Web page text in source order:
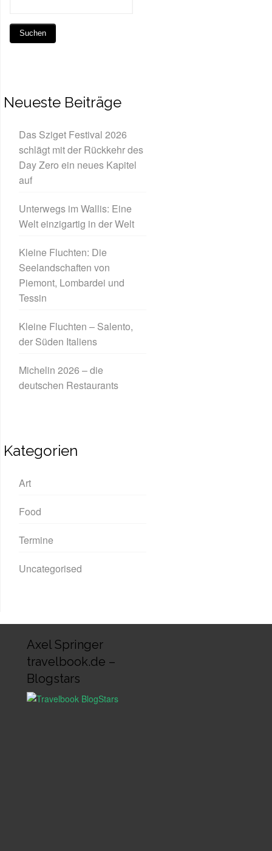
Neueste Beiträge
Das Sziget Festival 2026
schlägt mit der Rückkehr des
Day Zero ein neues Kapitel
auf
Unterwegs im Wallis: Eine
Welt einzigartig in der Welt
Kleine Fluchten: Die
Seelandschaften von
Piemont, Lombardei und
Tessin
Kleine Fluchten – Salento,
der Süden Italiens
Michelin 2026 – die
deutschen Restaurants
Kategorien
Art
Food
Termine
Uncategorised
Axel Springer
travelbook.de –
Blogstars